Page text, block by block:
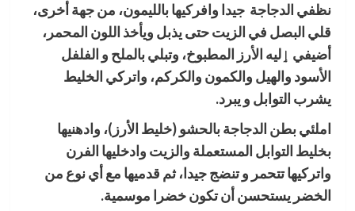
نظفي الدجاجة جيدا وافركيها بالليمون، من جهة أخرى،
قلي البصل في الزيت حتى يذبل ويأخذ اللون المحمر،
أضيفي ٳليه الأرز المطبوخ، وتبلي بالملح و الفلفل
الأسود والهيل والكمون والكركم، واتركي الخليط
يشرب التوابل و يبرد.
املئي بطن الدجاجة بالحشو (خليط الأرز)، وادهنيها
بخليط التوابل المستعملة والزيت وادخليها الفرن
واتركيها تتحمر و تنضج جيدا، ثم قدميها مع أي نوع من
الخضر يستحسن أن تكون خضرا موسمية.